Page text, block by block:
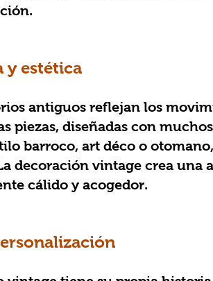
y estética
piezas, diseñadas con
barroco, art déco o
decoración vintage crea una
cálido y acogedor.